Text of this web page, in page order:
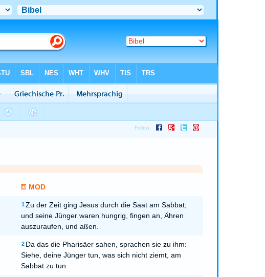
MOD
1 Zu der Zeit ging Jesus durch die Saat am Sabbat;
und seine Jünger waren hungrig, fingen an, Ähren
auszuraufen, und aßen.
2 Da das die Pharisäer sahen, sprachen sie zu ihm:
Siehe, deine Jünger tun, was sich nicht ziemt, am
Sabbat zu tun.